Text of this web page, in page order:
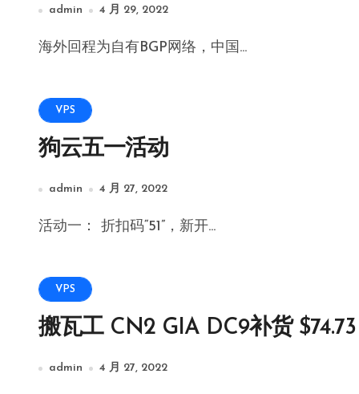
admin 4 月 29, 2022
海外回程为自有BGP网络，中国...
VPS
狗云五一活动
admin 4 月 27, 2022
活动一： 折扣码“51”，新开...
VPS
搬瓦工 CN2 GIA DC9补货
admin 4 月 27, 2022